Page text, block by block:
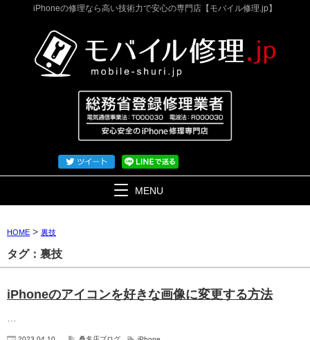
iPhoneの修理なら高い技術力で安心の専門店【モバイル修理.jp】
MENU
HOME > 裏技
タグ：裏技
iPhoneのアイコンを好きな画像に変更する方法